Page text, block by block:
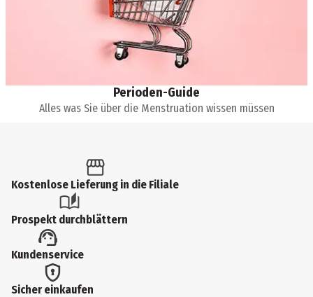
Perioden-Guide
Alles was Sie über die Menstruation wissen müssen
Kostenlose Lieferung in die Filiale
Prospekt durchblättern
Kundenservice
Sicher einkaufen